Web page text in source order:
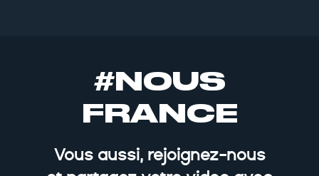
#NOUS
FRANCE
Vous aussi, rejoignez-nous